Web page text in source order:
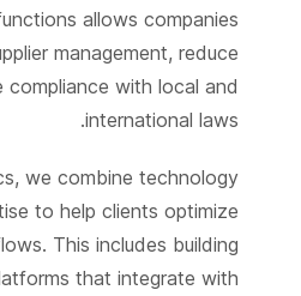
allows companies
management, reduce
compliance with local and
international laws.
we combine technology
to help clients optimize
This includes building
that integrate with